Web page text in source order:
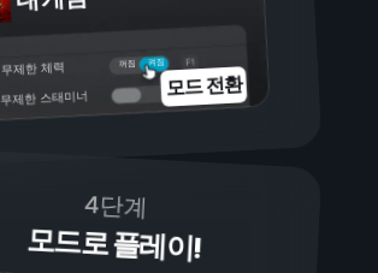
켜짐
꺼짐
무제한 체력
무제한 스태미너 모드 전환
4단계
모드로 플레이!